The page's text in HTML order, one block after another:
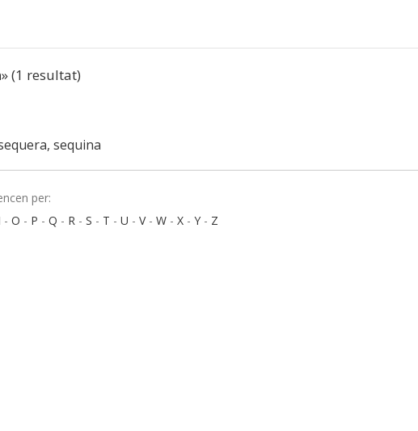
» (1 resultat)
sequina
per:
- O - P - Q - R - S - T - U - V- W - X - Y - Z